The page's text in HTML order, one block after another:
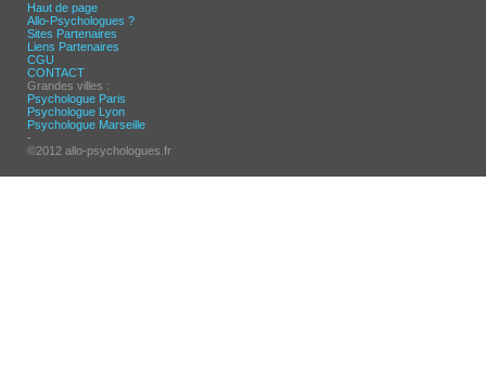
Haut de page
Allo-Psychologues ?
Sites Partenaires
Liens Partenaires
CGU
CONTACT
Grandes villes :
Psychologue Paris
Psychologue Lyon
Psychologue Marseille
-
©2012 allo-psychologues.fr